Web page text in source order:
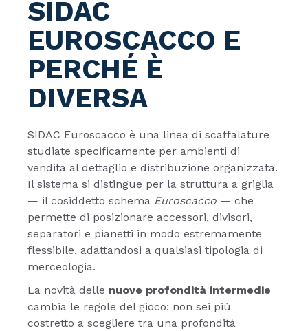
SIDAC
EUROSCACCO E
PERCHÉ È
DIVERSA
SIDAC Euroscacco è una linea di scaffalature
studiate specificamente per ambienti di
vendita al dettaglio e distribuzione organizzata.
Il sistema si distingue per la struttura a griglia
— il cosiddetto schema Euroscacco — che
permette di posizionare accessori, divisori,
separatori e pianetti in modo estremamente
flessibile, adattandosi a qualsiasi tipologia di
merceologia.
La novità delle nuove profondità intermedie
cambia le regole del gioco: non sei più
costretto a scegliere tra una profondità